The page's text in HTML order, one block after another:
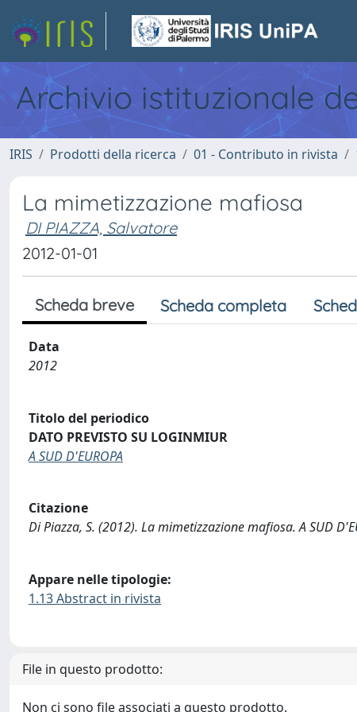
Archivio istituzionale
IRIS Prodotti della ricerca 01 - Contributo in rivista
La mimetizzazione mafiosa
DI PIAZZA, Salvatore
2012-01-01
Scheda breve Scheda completa
Data
2012
Titolo del periodico
DATO PREVISTO SU LOGINMIUR
A SUD D'EUROPA
Citazione
Di Piazza, S. (2012). La mimetizzazione mafiosa. A SUD
Appare nelle tipologie:
1.13 Abstract in rivista
File in questo prodotto:
Non ci sono file associati a questo prodotto.